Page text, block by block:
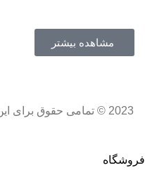
مشاهده بیشتر
2023 © تمامی حقوق
فروشگاه